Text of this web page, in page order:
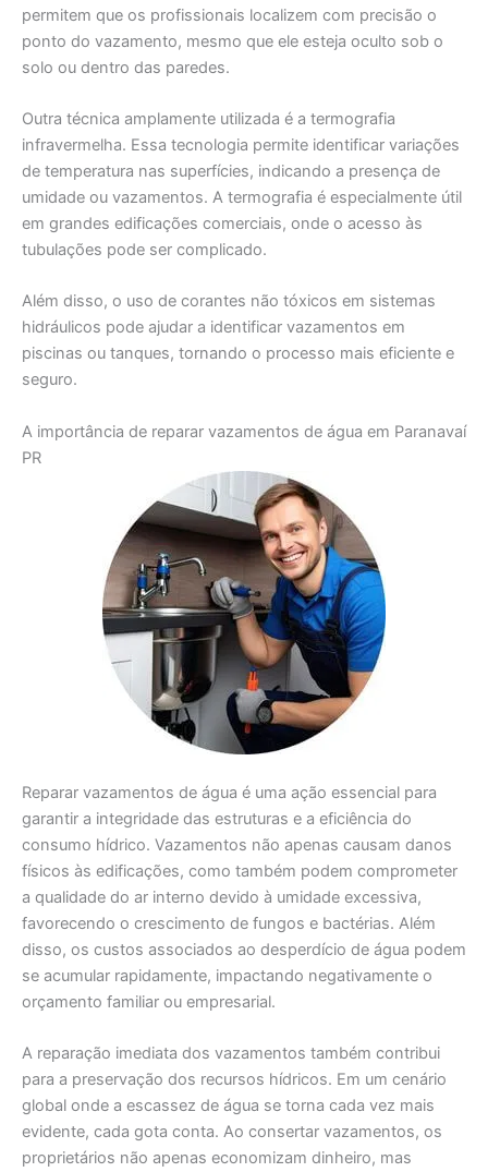
permitem que os profissionais localizem com precisão o
ponto do vazamento, mesmo que ele esteja oculto sob o
solo ou dentro das paredes.
Outra técnica amplamente utilizada é a termografia
infravermelha. Essa tecnologia permite identificar variações
de temperatura nas superfícies, indicando a presença de
umidade ou vazamentos. A termografia é especialmente útil
em grandes edificações comerciais, onde o acesso às
tubulações pode ser complicado.
Além disso, o uso de corantes não tóxicos em sistemas
hidráulicos pode ajudar a identificar vazamentos em
piscinas ou tanques, tornando o processo mais eficiente e
seguro.
A importância de reparar vazamentos de água em Paranavaí
PR
Reparar vazamentos de água é uma ação essencial para
garantir a integridade das estruturas e a eficiência do
consumo hídrico. Vazamentos não apenas causam danos
físicos às edificações, como também podem comprometer
a qualidade do ar interno devido à umidade excessiva,
favorecendo o crescimento de fungos e bactérias. Além
disso, os custos associados ao desperdício de água podem
se acumular rapidamente, impactando negativamente o
orçamento familiar ou empresarial.
A reparação imediata dos vazamentos também contribui
para a preservação dos recursos hídricos. Em um cenário
global onde a escassez de água se torna cada vez mais
evidente, cada gota conta. Ao consertar vazamentos, os
proprietários não apenas economizam dinheiro, mas